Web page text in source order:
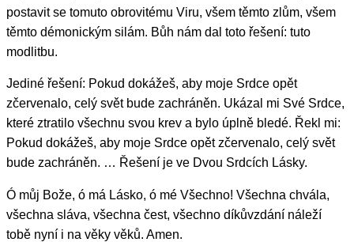
postavit se tomuto obrovitému Viru, všem těmto zlům, všem
těmto démonickým silám. Bůh nám dal toto řešení: tuto
modlitbu.
Jediné řešení: Pokud dokážeš, aby moje Srdce opět
zčervenalo, celý svět bude zachráněn. Ukázal mi Své Srdce,
které ztratilo všechnu svou krev a bylo úplně bledé. Řekl mi:
Pokud dokážeš, aby moje Srdce opět zčervenalo, celý svět
bude zachráněn. … Řešení je ve Dvou Srdcích Lásky.
Ó můj Bože, ó má Lásko, ó mé Všechno! Všechna chvála,
všechna sláva, všechna čest, všechno díkůvzdání náleží
tobě nyní i na věky věků. Amen.